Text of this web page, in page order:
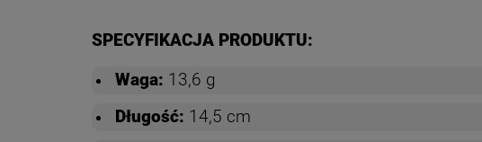
SPECYFIKACJA PRODUKTU:
Waga: 13,6 g
Długość: 14,5 cm